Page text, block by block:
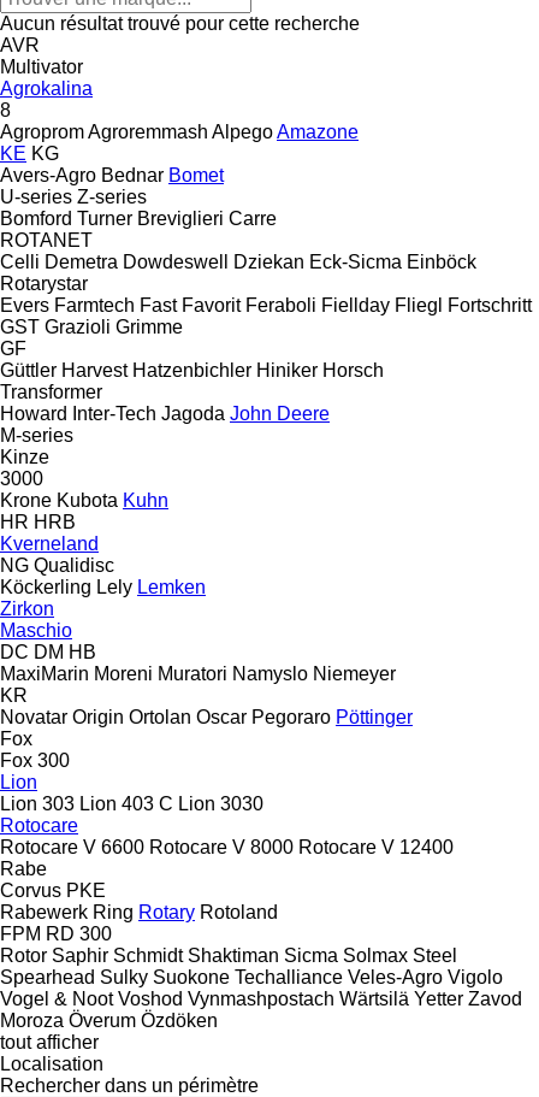
Aucun résultat trouvé pour cette recherche
AVR
Multivator
Agrokalina
8
AgropromAgroremmash AlpegoAmazone
KE KG
Avers-Agro Bednar Bomet
U-series Z-series
Bomford Turner Breviglieri Carre
ROTANET
Celli Demetra Dowdeswell Dziekan Eck-Sicma Einböck
Rotarystar
Evers Farmtech Fast Favorit Feraboli Fiellday Fliegl
Fortschritt
GST Grazioli Grimme
GF
Güttler Harvest Hatzenbichler Hiniker Horsch
Transformer
Howard
Inter-Tech Jagoda John Deere
M-series
Kinze
3000
Krone Kubota Kuhn
HR HRB
Kverneland
NG Qualidisc
Köckerling Lely Lemken
Zirkon
Maschio
DC DM HB
MaxiMarin Moreni Muratori Namyslo Niemeyer
KR
Novatar Origin Ortolan Oscar Pegoraro Pöttinger
Fox
Fox 300
Lion
Lion 303 Lion 403 C Lion 3030
Rotocare
Rotocare V 6600 Rotocare V 8000 Rotocare V 12400
Rabe
Corvus PKE
Rabewerk Ring Rotary Rotoland
FPM RD 300
Rotor Saphir Schmidt Shaktiman Sicma Solmax Steel
Spearhead Sulky Suokone Techalliance Veles-Agro Vigolo
Vogel & Noot Voshod Vynmashpostach Wärtsilä Yetter Zavod
Moroza Överum Özdöken
tout afficher
Localisation
Rechercher dans un périmètre